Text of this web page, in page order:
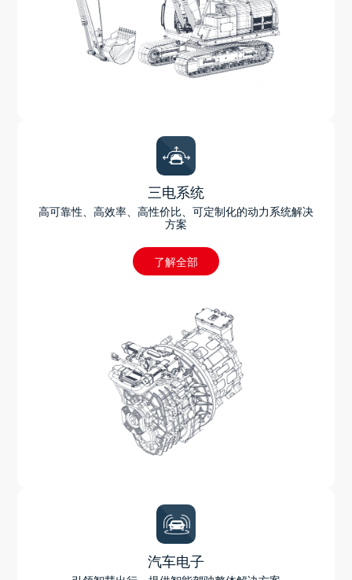
三电系统
高可靠性、高效率、高性价比、可定制化的动力系统解决
方案
了解全部
汽车电子